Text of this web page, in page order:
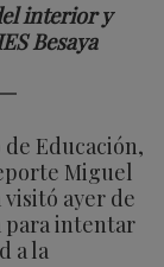
interior y
Besaya
Educación,
Miguel
ayer de
para intentar
a la